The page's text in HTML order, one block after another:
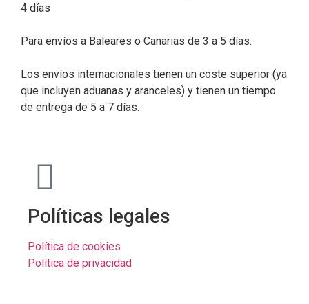
4 días
Para envíos a Baleares o Canarias de 3 a 5 días.
Los envíos internacionales tienen un coste superior (ya
que incluyen aduanas y aranceles) y tienen un tiempo
de entrega de 5 a 7 días.
Políticas legales
Política de cookies
Política de privacidad